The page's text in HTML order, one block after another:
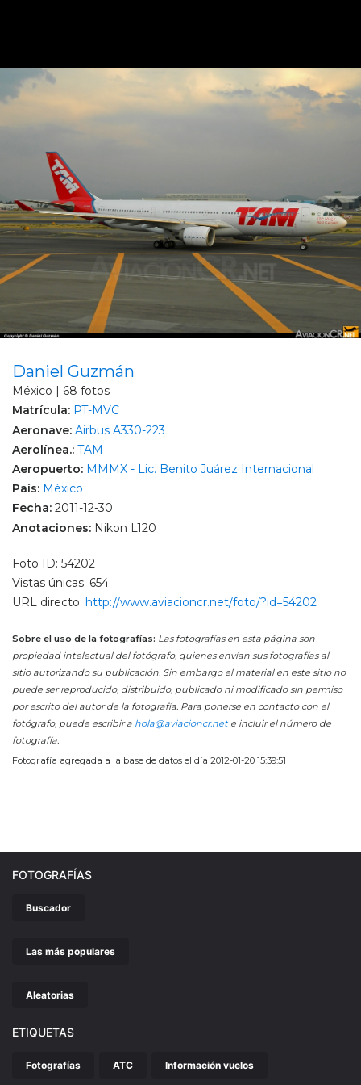
Daniel Guzmán
México | 68 fotos
Matrícula: PT-MVC
Aeronave: Airbus A330-223
Aerolínea.: TAM
Aeropuerto: MMMX - Lic. Benito Juárez Internacional
País: México
Fecha: 2011-12-30
Anotaciones: Nikon L120
Foto ID: 54202
Vistas únicas: 654
URL directo: http://www.aviacioncr.net/foto/?id=54202
Sobre el uso de la fotografías: Las fotografías en esta página son
propiedad intelectual del fotógrafo, quienes envían sus fotografías al
sitio autorizando su publicación. Sin embargo el material en este sitio no
puede ser reproducido, distribuido, publicado ni modificado sin permiso
por escrito del autor de la fotografía. Para ponerse en contacto con el
fotógrafo, puede escribir a hola@aviacioncr.nete incluir el número de
fotografía.
Fotografía agregada a la base de datos el día 2012-01-20 15:39:51
FOTOGRAFÍAS
Buscador
Las más populares
Aleatorias
ETIQUETAS
Fotografías ATC Información vuelos